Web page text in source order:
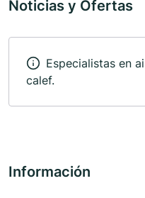
Noticias y Ofertas
Especialistas en
calef.
Información